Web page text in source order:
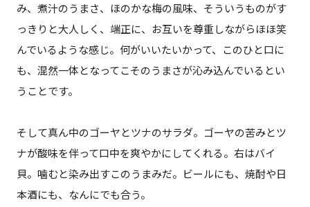
み、煮汁のうまさ、ほのかな梅の風味、そういうものがす
っきりと大人しく、端正に、お互いを尊重しながらほほ笑
んでいるような感じ。何がいいたいかって、このひと口に
も、混然一体となってこそのうまさが沁み込んでいるとい
うことです。
そして真ん中のゴーヤとツナのサラダ。ゴーヤの苦みとツ
ナが酸味を伴って口中を爽やかにしてくれる。右はバイ
貝。噛むと染み出すこのうまみだ。ビールにも、焼酎や日
本酒にも、なんにでも合う。